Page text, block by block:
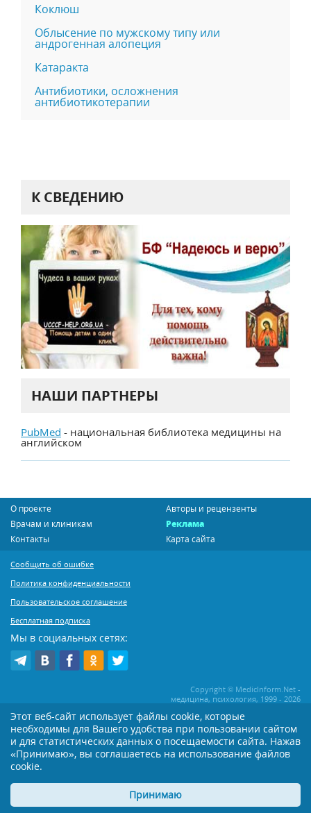
Коклюш
Облысение по мужскому типу или
андрогенная алопеция
Катаракта
Антибиотики, осложнения
антибиотикотерапии
К СВЕДЕНИЮ
НАШИ ПАРТНЕРЫ
PubMed - национальная библиотека медицины на
английском
О проекте
Авторы и рецензенты
Врачам и клиникам
Реклама
Контакты
Карта сайта
Сообщить об ошибке
Политика конфиденциальности
Пользовательское соглашение
Бесплатная подписка
Мы в социальных сетях:
Copyright © MedicInform.Net -
медицина, психология, 1999 - 2026
Копирование или иное распространение статей нашего сайта строго
воспрещается. Копирование раздела "Новости" допускается при наличии
активной открытой для поисковиков ссылки на MedicInform.Net
Материалы на сайте представлены в справочных целях. Редакция не всегда
применением тех или иных рекомендаций настоятельно рекомендуется
посоветоваться с Вашим лечащим врачом!
Этот веб-сайт использует файлы cookie, которые
необходимы для Вашего удобства при пользовании сайтом
и для статистических данных о посещаемости сайта. Нажав
«Принимаю», вы соглашаетесь на использование файлов
cookie.
Принимаю